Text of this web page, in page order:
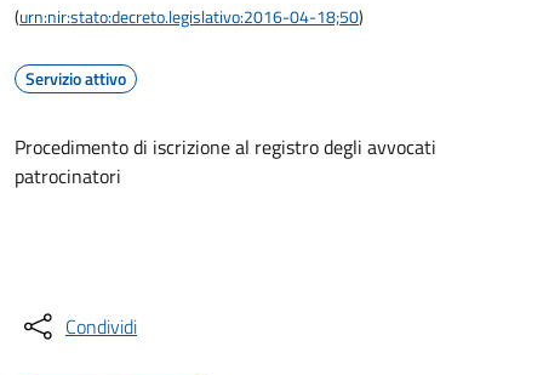
(urn:nir:stato:decreto.legislativo:2016-04-18;50)
Servizio attivo
Procedimento di iscrizione al registro degli avvocati
patrocinatori
Condividi